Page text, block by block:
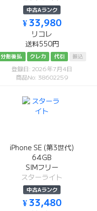
中古Aランク
¥ 33,980
リコレ
送料550円
分割後払 クレカ 代引 振込
登録日: 2026年7月4日
商品No: 38602259
iPhone SE (第3世代)
64GB
SIMフリー
スターライト
中古Aランク
¥ 33,480